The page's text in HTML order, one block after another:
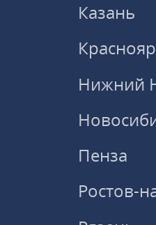
Казань
Нижний
Пенза
Ростов-